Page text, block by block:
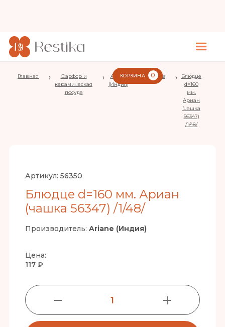
КОРЗИНА 0
Главная ›
Фарфор и
керамическая
посуда
›
Ariane
(Индия)
› Hornfels ›
Блюдце
d=160
мм.
Ариан
(чашка
56347)
/1/48/
Артикул: 56350
Блюдце d=160 мм. Ариан
(чашка 56347) /1/48/
Производитель: Ariane (Индия)
Цена:
117 ₽
1